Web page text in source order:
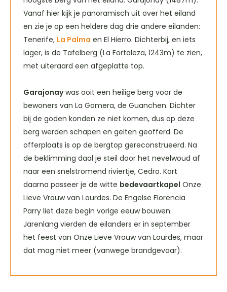
Vanaf hier kijk je panoramisch uit over het eiland
en zie je op een heldere dag drie andere eilanden:
Tenerife, La Palma en El Hierro. Dichterbij, en iets
lager, is de Tafelberg (La Fortaleza, 1243m) te zien,
met uiteraard een afgeplatte top.
Garajonaywas ooit een heilige berg voor de
bewoners van La Gomera, de Guanchen. Dichter
bij de goden konden ze niet komen, dus op deze
berg werden schapen en geiten geofferd. De
offerplaats is op de bergtop gereconstrueerd. Na
de beklimming daal je steil door het nevelwoud af
naar een snelstromend riviertje, Cedro. Kort
daarna passeer je de witte bedevaartkapel Onze
Lieve Vrouw van Lourdes. De Engelse Florencia
Parry liet deze begin vorige eeuw bouwen.
Jarenlang vierden de eilanders er in september
het feest van Onze Lieve Vrouw van Lourdes, maar
dat mag niet meer (vanwege brandgevaar).